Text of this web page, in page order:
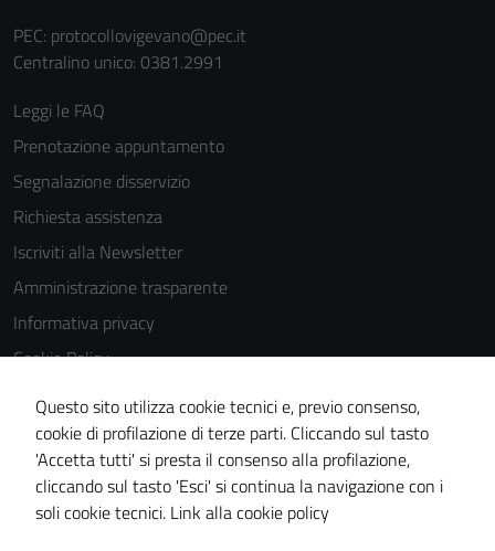
PEC: protocollovigevano@pec.it
Centralino unico: 0381.2991
Leggi le FAQ
Prenotazione appuntamento
Segnalazione disservizio
Richiesta assistenza
Iscriviti alla Newsletter
Amministrazione trasparente
Informativa privacy
Cookie Policy
Media policy
Note legali
Dichiarazione di accessibilità
Piano di miglioramento del sito
Questo sito utilizza cookie tecnici e, previo consenso,
cookie di profilazione di terze parti. Cliccando sul tasto
'Accetta tutti' si presta il consenso alla profilazione,
cliccando sul tasto 'Esci' si continua la navigazione con i
soli cookie tecnici. Link alla cookie policy